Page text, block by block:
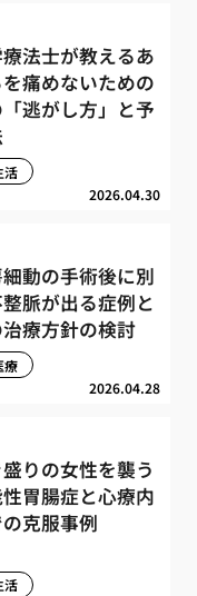
法士が教えるあ
痛めないための
逃がし方」と予
2026.04.30
活
動の手術後に別
脈が出る症例と
療方針の検討
2026.04.28
療
りの女性を襲う
胃腸症と心療内
克服事例
活